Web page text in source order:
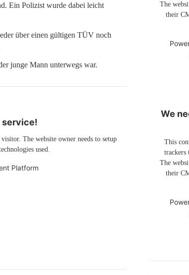
Ein Polizist wurde dabei leicht
über einen gültigen TÜV noch
junge Mann unterwegs war.
service!
The website owner needs to setup
used.
Platform
The
their
We
This
trackers
The
their